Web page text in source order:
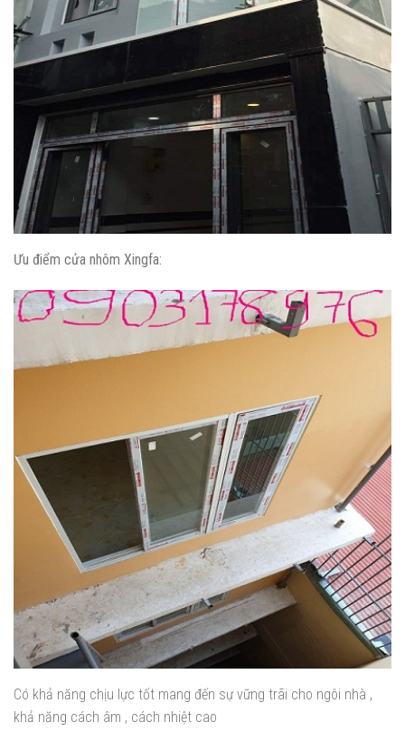
Ưu điểm cửa nhôm Xingfa:
Có khả năng chịu lực tốt mang đến sự vững trãi cho ngôi nhà ,
khả năng cách âm , cách nhiệt cao